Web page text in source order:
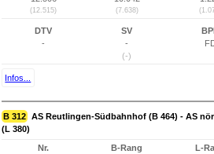
(12.515) (7.638)
DTV
-
SV
-
(-)
Infos...
B 312 AS Reutlingen-Südbahnhof (B 464) - AS
(L 380)
Nr.
B-Rang
L-